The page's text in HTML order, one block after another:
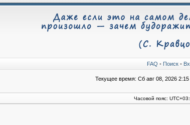
FAQ • Поиск •
Текущее время: Сб авг 08, 2026 2:15
Часовой пояс: